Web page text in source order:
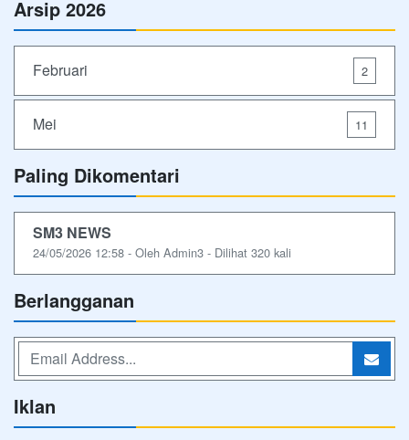
Arsip 2026
Februari 2
Mei 11
Paling Dikomentari
SM3 NEWS
24/05/2026 12:58 - Oleh Admin3 - Dilihat 320 kali
Berlangganan
Iklan